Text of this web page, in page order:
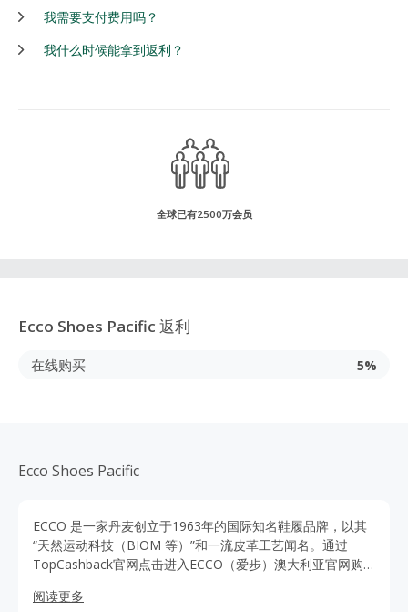
我需要支付费用吗？
我什么时候能拿到返利？
全球已有2500万会员
Ecco Shoes Pacific 返利
在线购买 5%
Ecco Shoes Pacific
ECCO 是一家丹麦创立于1963年的国际知名鞋履品牌，以其
“天然运动科技（BIOM 等）”和一流皮革工艺闻名。通过
TopCashback官网点击进入ECCO（爱步）澳大利亚官网购
以获得更多优惠折扣，还有额外返利。
阅读更多